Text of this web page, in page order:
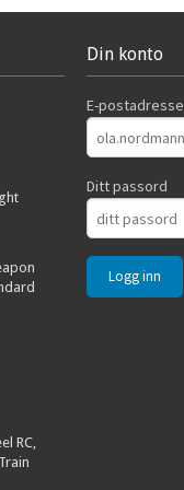
RC,
Din konto
E-postadresse
Ditt passord